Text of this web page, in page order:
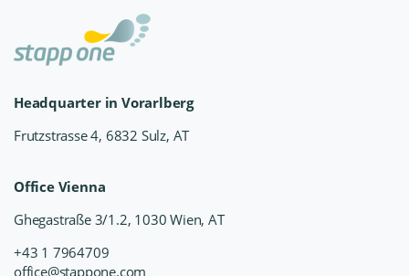
Headquarter in Vorarlberg
Frutzstrasse 4, 6832 Sulz, AT
Office Vienna
Ghegastraße 3/1.2, 1030 Wien, AT
+43 1 7964709
office@stappone.com